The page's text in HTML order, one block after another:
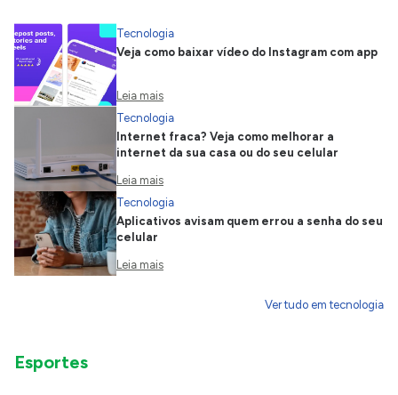
Tecnologia
Veja como baixar vídeo do Instagram com app
Leia mais
Tecnologia
Internet fraca? Veja como melhorar a
internet da sua casa ou do seu celular
Leia mais
Tecnologia
Aplicativos avisam quem errou a senha do seu
celular
Leia mais
Ver tudo em tecnologia
Esportes